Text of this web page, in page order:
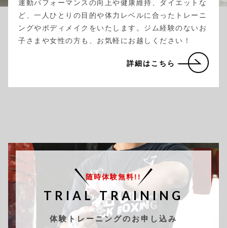
運動パフォーマンスの向上や健康維持、ダイエットな
ど、一人ひとりの目的や体力レベルに合ったトレーニ
ングやボディメイクをいたします。ジム経験のないお
子さまや女性の方も、お気軽にお越しください！
詳細はこちら
随時体験無料!!
TRIAL TRAINING
体験トレーニングのお申し込み